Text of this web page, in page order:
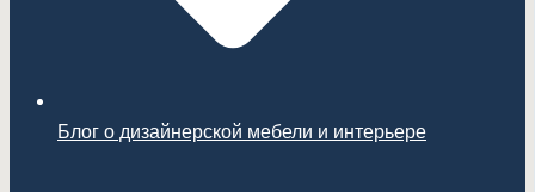
Блог о дизайнерской мебели и интерьере